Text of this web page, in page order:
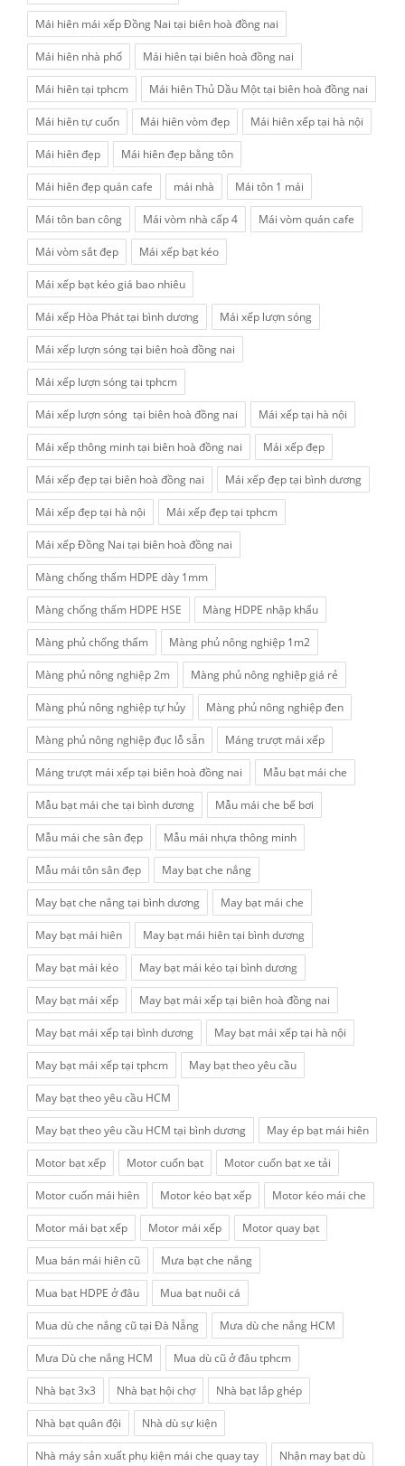
Mái hiên mái xếp Đồng Nai tại biên hoà đồng nai
Mái hiên nhà phố Mái hiên tại biên hoà đồng nai
Mái hiên tại tphcm Mái hiên Thủ Dầu Một tại biên hoà đồng nai
Mái hiên tự cuốn Mái hiên vòm đẹp Mái hiên xếp tại hà nội
Mái hiên đẹp Mái hiên đẹp bằng tôn
Mái hiên đẹp quán cafe mái nhà Mái tôn 1 mái
Mái tôn ban công Mái vòm nhà cấp 4 Mái vòm quán cafe
Mái vòm sắt đẹp Mái xếp bạt kéo
Mái xếp bạt kéo giá bao nhiêu
Mái xếp Hòa Phát tại bình dương Mái xếp lượn sóng
Mái xếp lượn sóng tại biên hoà đồng nai
Mái xếp lượn sóng tại tphcm
Mái xếp lượn sóng tại biên hoà đồng nai Mái xếp tại hà nội
Mái xếp thông minh tại biên hoà đồng nai Mái xếp đẹp
Mái xếp đẹp tại biên hoà đồng nai Mái xếp đẹp tại bình dương
Mái xếp đẹp tại hà nội Mái xếp đẹp tại tphcm
Mái xếp Đồng Nai tại biên hoà đồng nai
Màng chống thấm HDPE dày 1mm
Màng chống thấm HDPE HSE Màng HDPE nhập khẩu
Màng phủ chống thấm Màng phủ nông nghiệp 1m2
Màng phủ nông nghiệp 2m Màng phủ nông nghiệp giá rẻ
Màng phủ nông nghiệp tự hủy Màng phủ nông nghiệp đen
Màng phủ nông nghiệp đục lỗ sẵn Máng trượt mái xếp
Máng trượt mái xếp tại biên hoà đồng nai Mẫu bạt mái che
Mẫu bạt mái che tại bình dương Mẫu mái che bể bơi
Mẫu mái che sân đẹp Mẫu mái nhựa thông minh
Mẫu mái tôn sân đẹp May bạt che nắng
May bạt che nắng tại bình dương May bạt mái che
May bạt mái hiên May bạt mái hiên tại bình dương
May bạt mái kéo May bạt mái kéo tại bình dương
May bạt mái xếp May bạt mái xếp tại biên hoà đồng nai
May bạt mái xếp tại bình dương May bạt mái xếp tại hà nội
May bạt mái xếp tại tphcm May bạt theo yêu cầu
May bạt theo yêu cầu HCM
May bạt theo yêu cầu HCM tại bình dương May ép bạt mái hiên
Motor bạt xếp Motor cuốn bạt Motor cuốn bạt xe tải
Motor cuốn mái hiên Motor kéo bạt xếp Motor kéo mái che
Motor mái bạt xếp Motor mái xếp Motor quay bạt
Mua bán mái hiên cũ Mưa bạt che nắng
Mua bạt HDPE ở đâu Mua bạt nuôi cá
Mua dù che nắng cũ tại Đà Nẵng Mưa dù che nắng HCM
Mưa Dù che nắng HCM Mua dù cũ ở đâu tphcm
Nhà bạt 3x3 Nhà bạt hội chợ Nhà bạt lắp ghép
Nhà bạt quân đội Nhà dù sự kiện
Nhà máy sản xuất phụ kiện mái che quay tay Nhận may bạt dù